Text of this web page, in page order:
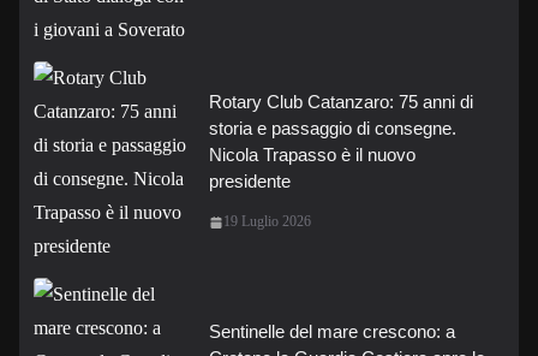
Rotary Club Catanzaro: 75 anni di
storia e passaggio di consegne.
Nicola Trapasso è il nuovo
presidente
19 Luglio 2026
Sentinelle del mare crescono: a